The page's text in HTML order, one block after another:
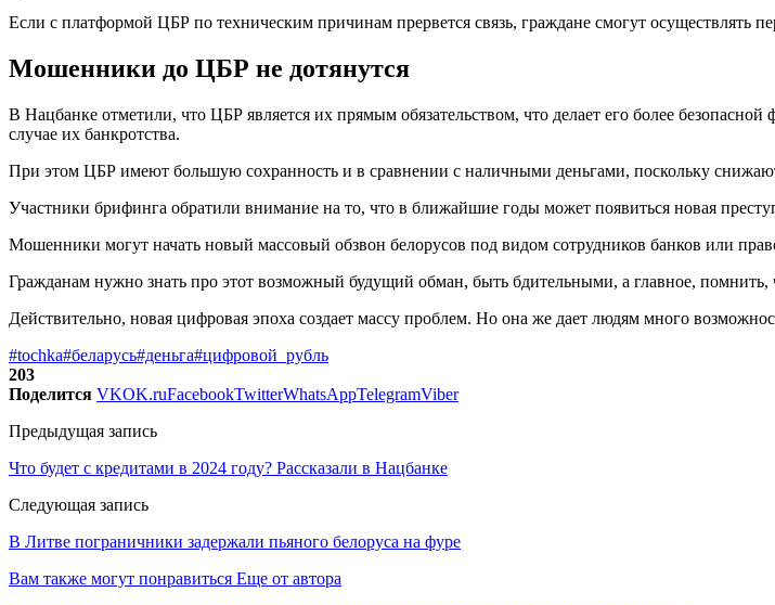
Если с платформой ЦБР по техническим причинам прервется связь, граждане смогут осуществлять
Мошенники до ЦБР не дотянутся
В Нацбанке отметили, что ЦБР является их прямым обязательством, что делает его более
случае их банкротства.
При этом ЦБР имеют большую сохранность и в сравнении с наличными деньгами, поскольку
Участники брифинга обратили внимание на то, что в ближайшие годы может появиться новая
Мошенники могут начать новый массовый обзвон белорусов под видом сотрудников банков или
Гражданам нужно знать про этот возможный будущий обман, быть бдительными, а главное,
Действительно, новая цифровая эпоха создает массу проблем. Но она же дает людям много
#tochka#беларусь#деньга#цифровой_рубль
203
Поделится VKOK.ruFacebookTwitterWhatsAppTelegramViber
Предыдущая запись
Что будет с кредитами в 2024 году? Рассказали в Нацбанке
Следующая запись
В Литве пограничники задержали пьяного белоруса на фуре
Вам также могут понравиться Еще от автора